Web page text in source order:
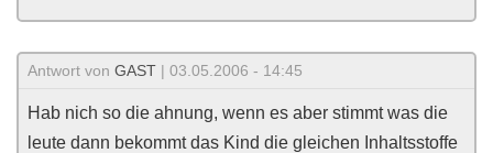
Antwort von GAST | 03.05.2006 - 14:45
Hab nich so die ahnung, wenn es aber stimmt was die
leute dann bekommt das Kind die gleichen Inhaltsstoffe